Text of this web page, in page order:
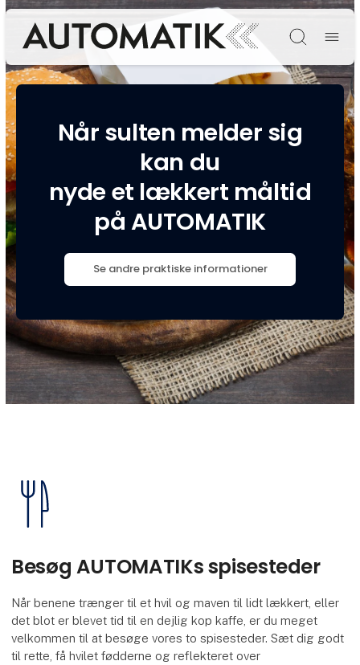
Søg
Når sulten melder sig
kan du
nyde et lækkert måltid
på AUTOMATIK
Se andre praktiske informationer
Besøg AUTOMATIKs spisesteder
Når benene trænger til et hvil og maven til lidt lækkert, eller
det blot er blevet tid til en dejlig kop kaffe, er du meget
velkommen til at besøge vores to spisesteder. Sæt dig godt
til rette, få hvilet fødderne og reflekteret over